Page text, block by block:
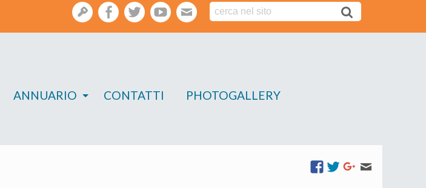
gestionefacebooktwitteryoutubewebmail
ANNUARIO CONTATTI PHOTOGALLERY